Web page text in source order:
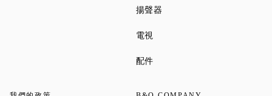
揚聲器
電視
配件Link Opens in New Tab